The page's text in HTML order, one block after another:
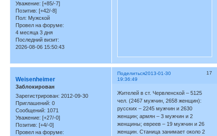
Уважение: [+85/-7]
Позитив: [+42/-8]
Пол: Мужской
Провел на форуме:
4 месяца 3 дня
Последний визит:
2026-08-06 15:50:43
Поделиться 17
2013-01-30
19:36:49
Weisenheimer
Заблокирован
Зарегистрирован: 2012-09-30
Приглашений: 0
Сообщений: 1071
Уважение: [+27/-0]
Позитив: [+4/-0]
Провел на форуме:
Жителей в ст. Червленской – 5125
чел. (2467 мужчин, 2658 женщин):
русских – 2245 мужчин и 2630
женщин; армян – 3 мужчин и 2
женщины; евреев – 19 мужчин и 26
женщин. Станица занимает около 2